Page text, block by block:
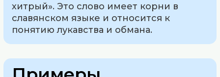
хитрый». Это слово имеет корни в
славянском языке и относится к
понятию лукавства и обмана.